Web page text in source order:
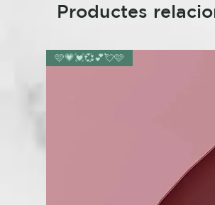
Productes
🩷💗💓💞💕💘🩷